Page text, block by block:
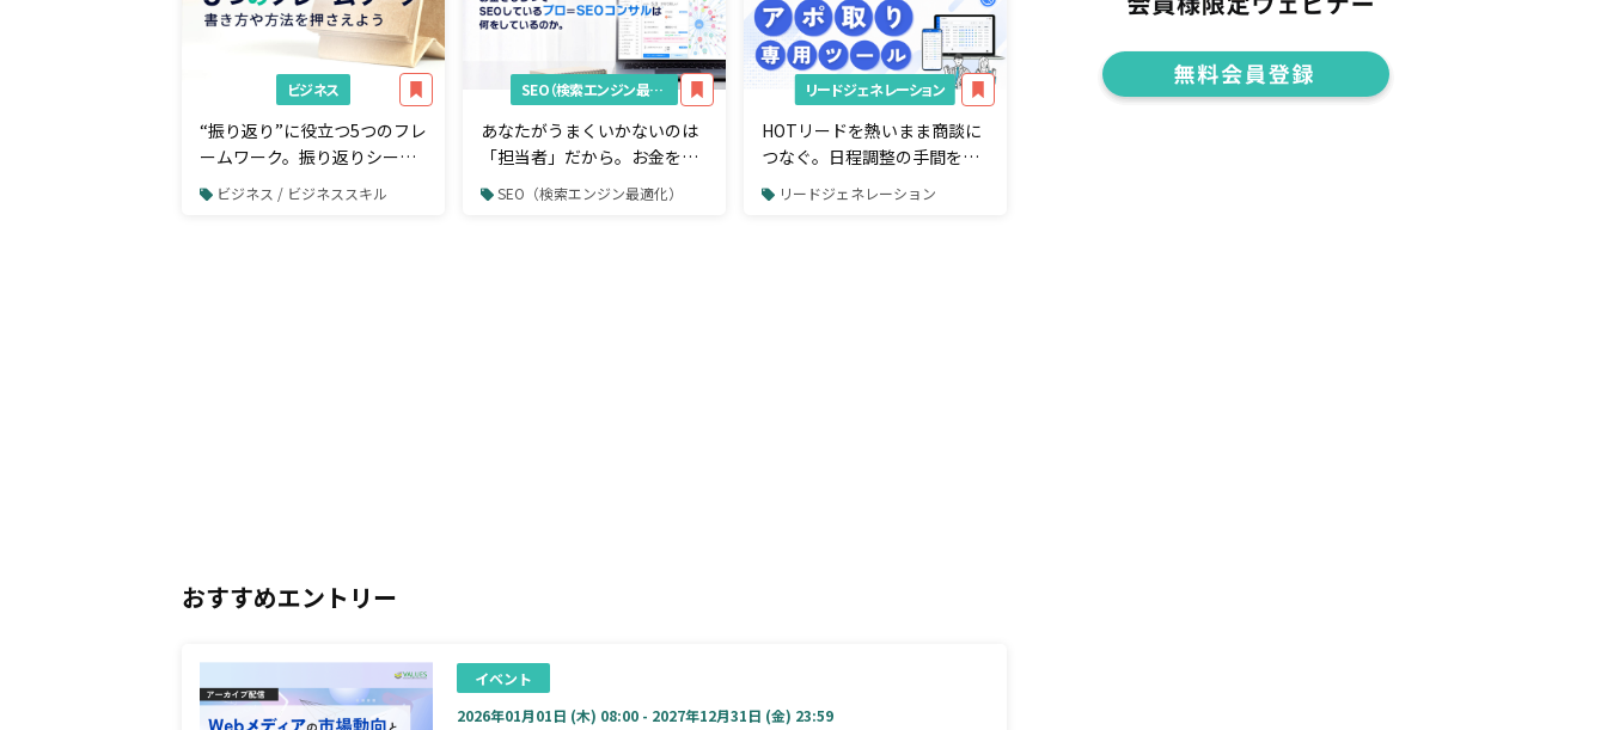
ビジネス
“振り返り”に役立つ5つのフレ
ームワーク。振り返りシート
の書き方や方法を押さえよう
ビジネス / ビジネススキル
SEO（検索エンジン最適化）
あなたがうまくいかないのは
「担当者」だから。お金をも
らってSEOしているプロ＝
SEO（検索エンジン最適化）
リードジェネレーション
HOTリードを熱いまま商談に
つなぐ。日程調整の手間をカ
ットする「アポ取り専用」ツ
リードジェネレーション
おすすめエントリー
イベント
2026年01月01日 (木) 08:00 - 2027年12月31日 (金) 23:59